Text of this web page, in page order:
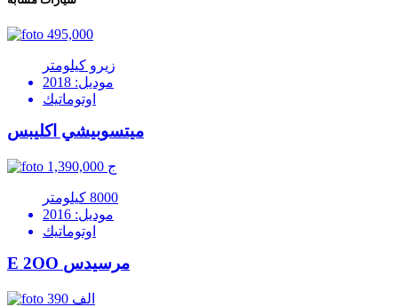
495,000
زيرو كيلومتر
موديل: 2018
اوتوماتيك
ميتسوبيشي اكليبس
1,390,000 ج
8000 كيلومتر
موديل: 2016
اوتوماتيك
E 2OO مرسيدس
390 الف